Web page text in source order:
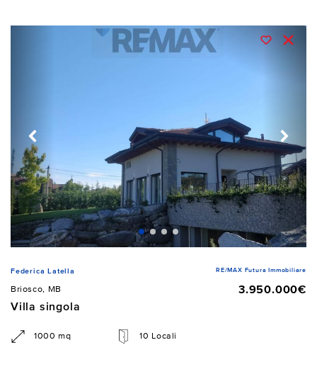
Federica Latella RE/MAX Futura Immobiliare
Briosco, MB
3.950.000€
Villa singola
1000 mq 10 Locali